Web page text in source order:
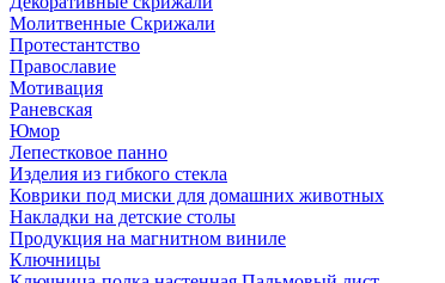
Молитвенные Скрижали
Протестантство
Православие
Мотивация
Раневская
Юмор
Лепестковое панно
Изделия из гибкого стекла
Коврики под миски для домашних животных
Накладки на детские столы
Продукция на магнитном виниле
Ключницы